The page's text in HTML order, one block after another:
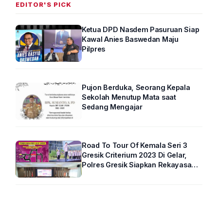
EDITOR'S PICK
Ketua DPD Nasdem Pasuruan Siap
Kawal Anies Baswedan Maju
Pilpres
Pujon Berduka, Seorang Kepala
Sekolah Menutup Mata saat
Sedang Mengajar
Road To Tour Of Kemala Seri 3
Gresik Criterium 2023 Di Gelar,
Polres Gresik Siapkan Rekayasa